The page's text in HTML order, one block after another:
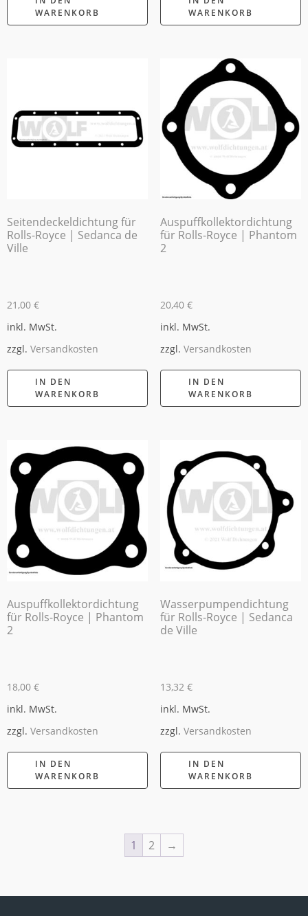
WARENKORB
WARENKORB
Seitendeckeldichtung für
Rolls-Royce | Sedanca de
Ville
21,00 €
inkl. MwSt.
zzgl. Versandkosten
IN DEN
WARENKORB
Auspuffkollektordichtung
für Rolls-Royce | Phantom
2
20,40 €
inkl. MwSt.
zzgl. Versandkosten
IN DEN
WARENKORB
Auspuffkollektordichtung
für Rolls-Royce | Phantom
2
18,00 €
inkl. MwSt.
zzgl. Versandkosten
IN DEN
WARENKORB
Wasserpumpendichtung
für Rolls-Royce | Sedanca
de Ville
13,32 €
inkl. MwSt.
zzgl. Versandkosten
IN DEN
WARENKORB
1 2 →